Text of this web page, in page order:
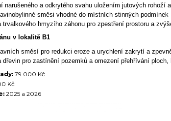
narušeného a odkrytého svahu uložením jutových rohoží
směsi vhodné do místních stinných podmínek
trvalkového hmyzího záhonu pro zpestření prostoru a
v lokalitě B1
směsí pro redukci eroze a urychlení zakrytí a
dřevin pro zastínění pozemků a omezení přehřívání
79 000 Kč
Kč
2025 a 2026